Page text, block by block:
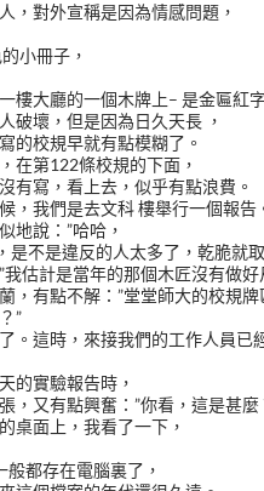
，對外宣稱是因為情感問題，
小冊子，
樓大廳的一個木牌上– 是金匾紅
破壞，但是因為日久天長 ，
的校規早就有點模糊了。
在第122條校規的下面，
有寫，看上去，似乎有點浪費。
，我們是去文科 樓舉行一個報告
地說：”哈哈，
不是違反的人太多了，乾脆就
估計是當年的那個木匠沒有做好
，有點不解：”堂堂師大的校規牌
”
。這時，來接我們的工作人員已
的實驗報告時，
，又有點興奮：”你看，這是甚麼
桌面上，我看了一下，
都存在電腦裏了，